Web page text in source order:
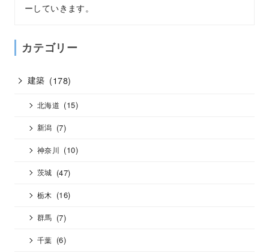
ーしていきます。
カテゴリー
建築 (178)
北海道 (15)
新潟 (7)
神奈川 (10)
茨城 (47)
栃木 (16)
群馬 (7)
千葉 (6)